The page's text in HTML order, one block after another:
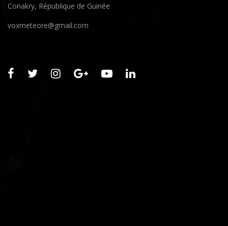
Conakry, République de Guinée
voxmeteore@gmail.com